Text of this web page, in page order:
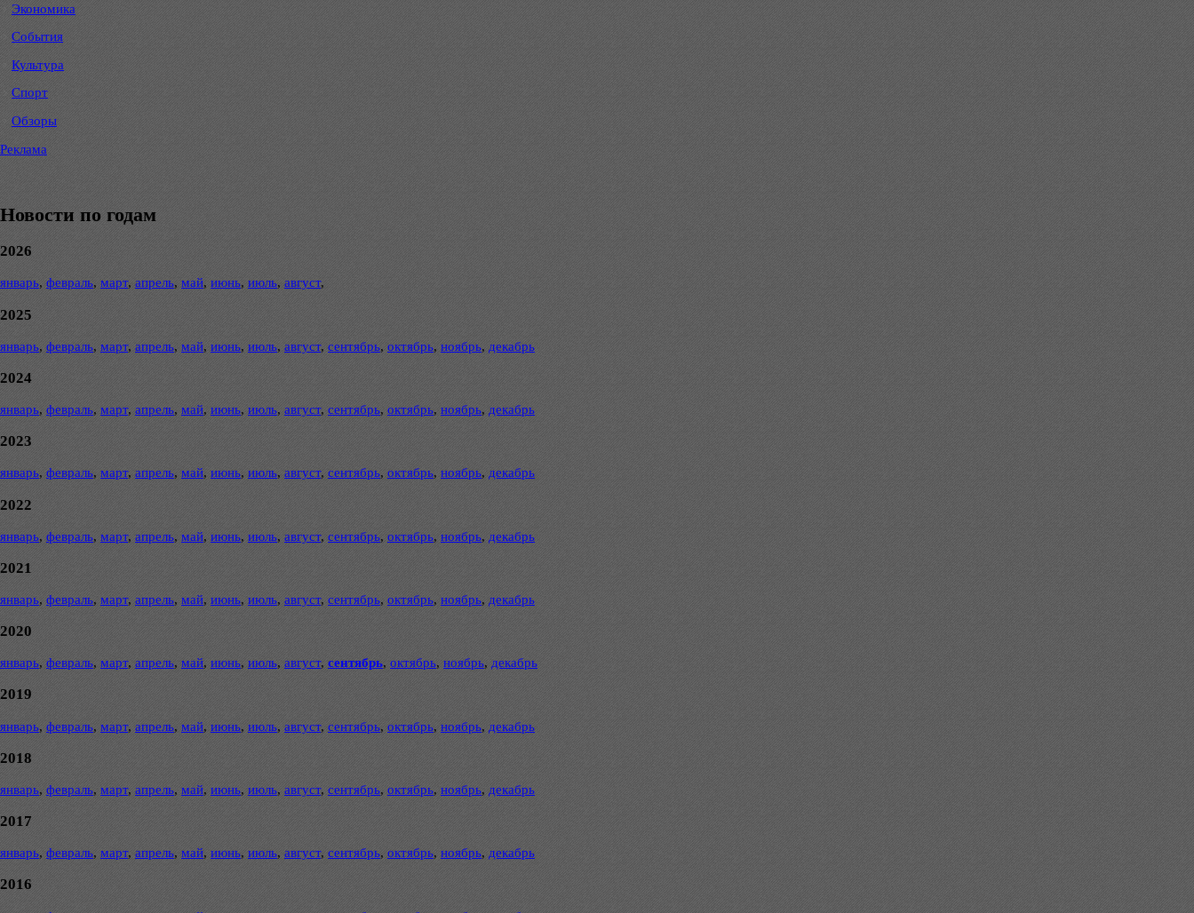
Экономика
События
Культура
Спорт
Обзоры
Реклама
Новости по годам
2026
январь, февраль, март, апрель, май, июнь, июль, август,
2025
январь, февраль, март, апрель, май, июнь, июль, август, сентябрь, октябрь, ноябрь, декабрь
2024
январь, февраль, март, апрель, май, июнь, июль, август, сентябрь, октябрь, ноябрь, декабрь
2023
январь, февраль, март, апрель, май, июнь, июль, август, сентябрь, октябрь, ноябрь, декабрь
2022
январь, февраль, март, апрель, май, июнь, июль, август, сентябрь, октябрь, ноябрь, декабрь
2021
январь, февраль, март, апрель, май, июнь, июль, август, сентябрь, октябрь, ноябрь, декабрь
2020
январь, февраль, март, апрель, май, июнь, июль, август, сентябрь, октябрь, ноябрь, декабрь
2019
январь, февраль, март, апрель, май, июнь, июль, август, сентябрь, октябрь, ноябрь, декабрь
2018
январь, февраль, март, апрель, май, июнь, июль, август, сентябрь, октябрь, ноябрь, декабрь
2017
январь, февраль, март, апрель, май, июнь, июль, август, сентябрь, октябрь, ноябрь, декабрь
2016